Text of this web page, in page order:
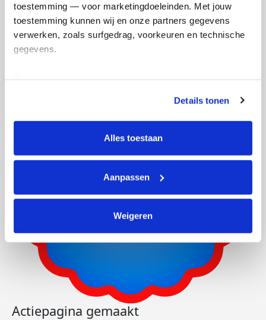
toestemming — voor marketingdoeleinden. Met jouw
toestemming kunnen wij en onze partners gegevens
verwerken, zoals surfgedrag, voorkeuren en technische
gegevens.
tonen. Je kunt je toestemming op elk moment wijzigen of
intrekken via Cookie instellingen onderaan de pagina. De
lijst met cookies is te vinden in het tabblad “details”.
Details tonen
Alles toestaan
Aanpassen
Weigeren
Max's badges
Actiepagina gemaakt